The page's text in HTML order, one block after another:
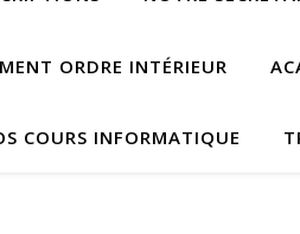
ORDRE INTÉRIEUR
COURS INFORMATIQUE